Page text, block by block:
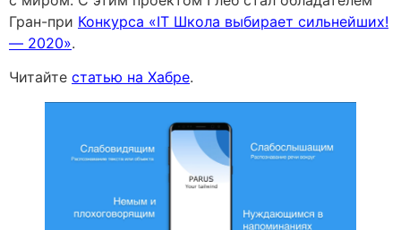
Гран-при Конкурса «IT Школа выбирает сильнейших!
— 2020».
Читайте статью на Хабре.